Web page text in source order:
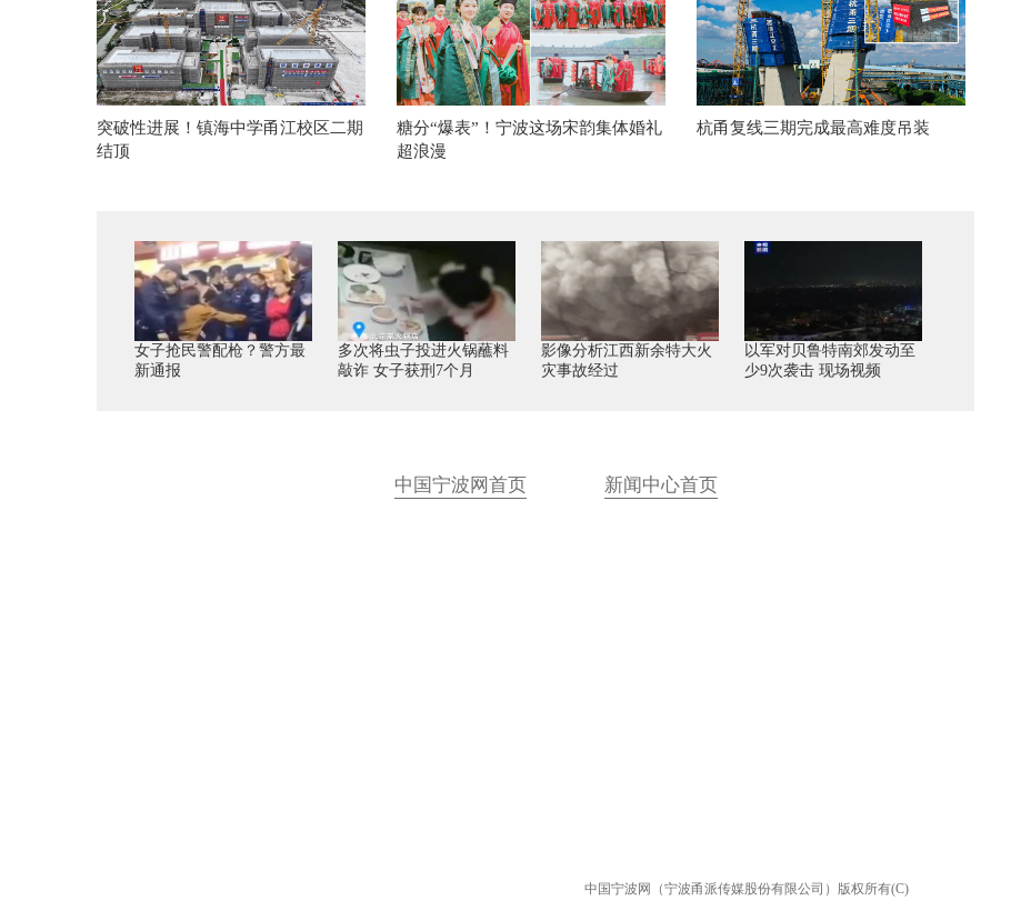
突破性进展！镇海中学甬江校区二期
结顶
糖分“爆表”！宁波这场宋韵集体婚礼
超浪漫
杭甬复线三期完成最高难度吊装
女子抢民警配枪？警方最
新通报
多次将虫子投进火锅蘸料
敲诈 女子获刑7个月
影像分析江西新余特大火
灾事故经过
以军对贝鲁特南郊发动至
少9次袭击 现场视频
中国宁波网首页 新闻中心首页
中国宁波网（宁波甬派传媒股份有限公司）版权所有(C)